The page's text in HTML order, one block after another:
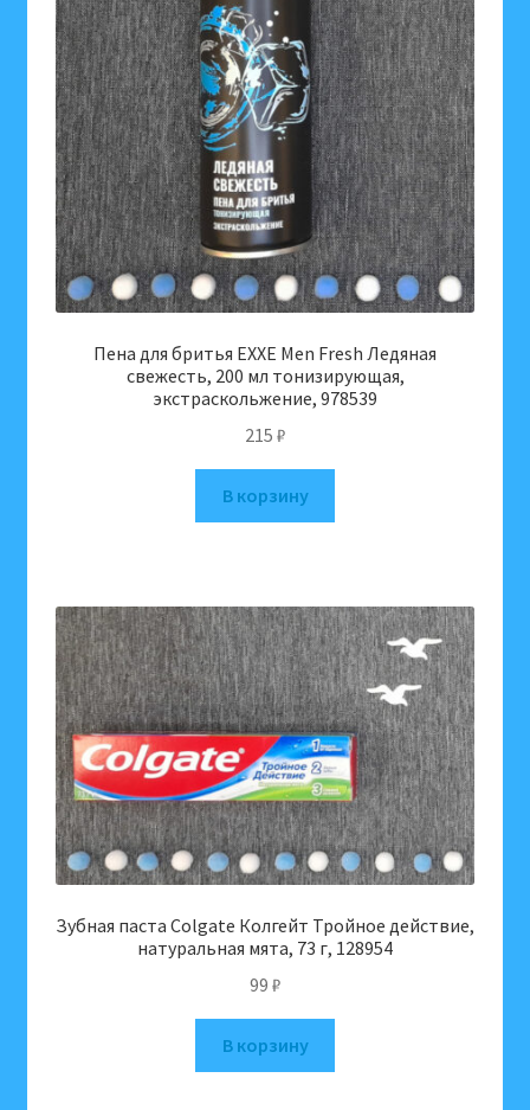
Пена для бритья EXXE Men Fresh Ледяная
свежесть, 200 мл тонизирующая,
экстраскольжение, 978539
215 ₽
В корзину
Зубная паста Colgate Колгейт Тройное действие,
натуральная мята, 73 г, 128954
99 ₽
В корзину